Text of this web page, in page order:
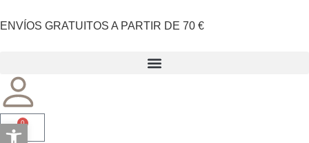
ENVÍOS GRATUITOS A PARTIR DE 70 €
0
Abrir barra de herramientas